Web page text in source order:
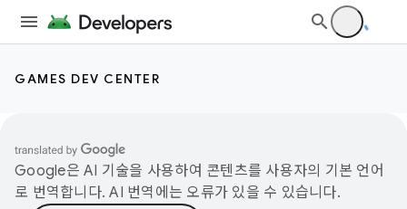
GAMES DEV CENTER
Google은 AI 기술을 사용하여 콘텐츠를 사용자의 기본 언어
로 번역합니다. AI 번역에는 오류가 있을 수 있습니다.